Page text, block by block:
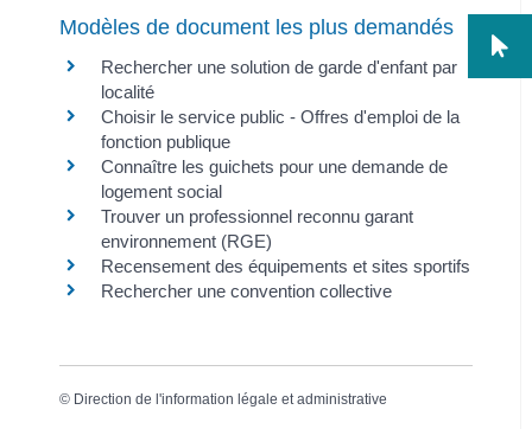
Modèles de document les plus demandés
Rechercher une solution de garde d'enfant par
localité
Choisir le service public - Offres d'emploi de la
fonction publique
Connaître les guichets pour une demande de
logement social
Trouver un professionnel reconnu garant
environnement (RGE)
Recensement des équipements et sites sportifs
Rechercher une convention collective
© Direction de l'information légale et administrative